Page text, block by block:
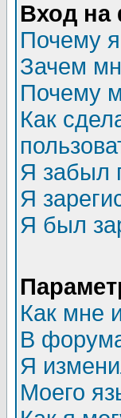
Вход на
Почему
Зачем
Почему
Как
Я забыл
Я
Я был
Как мне
В
Я
Моего